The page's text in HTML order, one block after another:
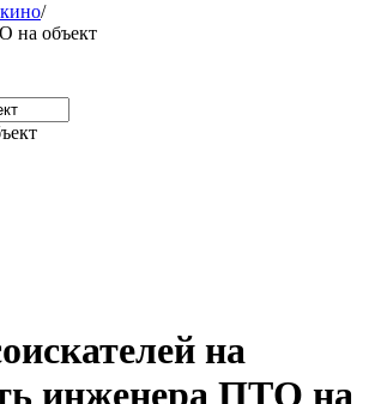
/
на объект
на
инженера ПТО на